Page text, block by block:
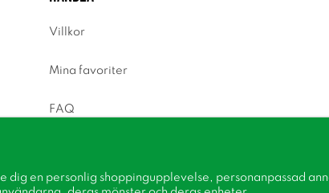
Villkor
Mina favoriter
FAQ
dig en personlig shoppingupplevelse, personanpassad